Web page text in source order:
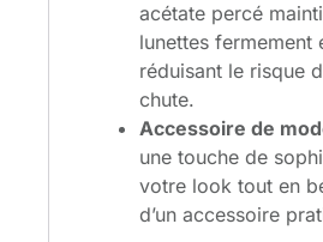
acétate percé
lunettes fermement
réduisant le risque
chute.
Accessoire de
une touche de
votre look tout en
d’un accessoire